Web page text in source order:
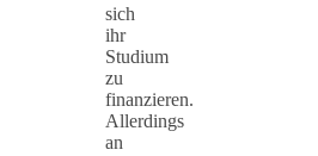
sich
ihr
Studium
zu
finanzieren.
Allerdings
an